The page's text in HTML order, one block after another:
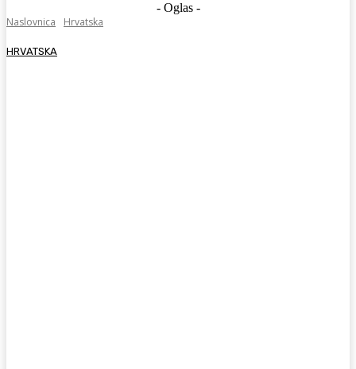
- Oglas -
Naslovnica
Hrvatska
HRVATSKA